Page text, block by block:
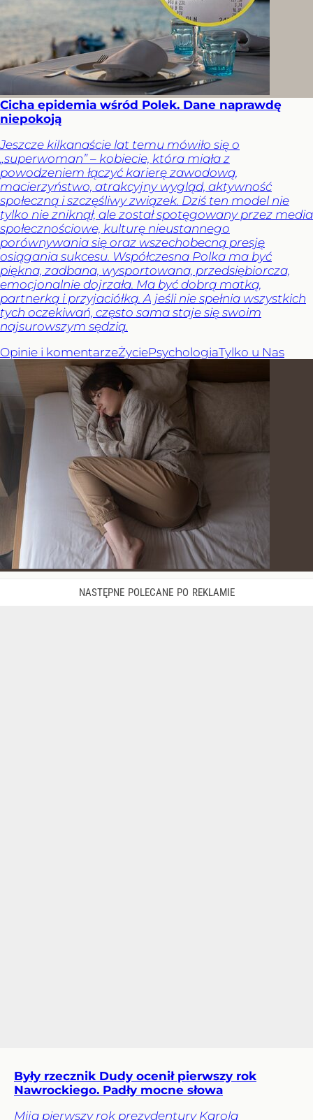
Cicha epidemia wśród Polek. Dane naprawdę
niepokoją
Jeszcze kilkanaście lat temu mówiło się o
„superwoman” – kobiecie, która miała z
powodzeniem łączyć karierę zawodową,
macierzyństwo, atrakcyjny wygląd, aktywność
społeczną i szczęśliwy związek. Dziś ten model nie
tylko nie zniknął, ale został spotęgowany przez media
społecznościowe, kulturę nieustannego
porównywania się oraz wszechobecną presję
osiągania sukcesu. Współczesna Polka ma być
piękna, zadbana, wysportowana, przedsiębiorcza,
emocjonalnie dojrzała. Ma być dobrą matką,
partnerką i przyjaciółką. A jeśli nie spełnia wszystkich
tych oczekiwań, często sama staje się swoim
najsurowszym sędzią.
Opinie i komentarzeŻyciePsychologiaTylko u Nas
Były rzecznik Dudy ocenił pierwszy rok
Nawrockiego. Padły mocne słowa
Mija pierwszy rok prezydentury Karola